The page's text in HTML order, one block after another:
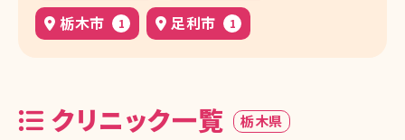
栃木市 1 足利市 1
クリニック一覧 栃木県